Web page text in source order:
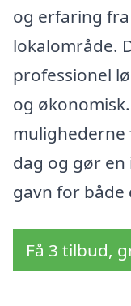
og erfaring
lokalområde.
professionel
og
dag og gør
gavn for både
Få 3 tilbud,